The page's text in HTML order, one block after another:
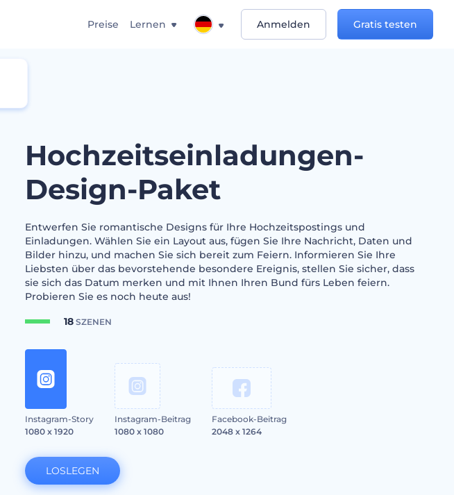
Preise Lernen Anmelden Gratis testen
Hochzeitseinladungen-
Design-Paket
Entwerfen Sie romantische Designs für Ihre Hochzeitspostings und
Einladungen. Wählen Sie ein Layout aus, fügen Sie Ihre Nachricht, Daten und
Bilder hinzu, und machen Sie sich bereit zum Feiern. Informieren Sie Ihre
Liebsten über das bevorstehende besondere Ereignis, stellen Sie sicher, dass
sie sich das Datum merken und mit Ihnen Ihren Bund fürs Leben feiern.
Probieren Sie es noch heute aus!
18SZENEN
Instagram-Story
1080 x 1920
Instagram-Beitrag
1080 x 1080
Facebook-Beitrag
2048 x 1264
LOSLEGEN